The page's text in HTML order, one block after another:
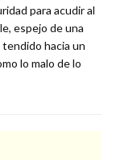
para acudir al
espejo de una
hacia un
lo malo de lo